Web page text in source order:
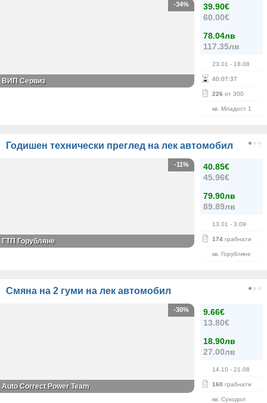
39.90€
60.00€
78.04лв
117.35лв
23.01 - 18.08
40:07:36
226 от 300
кв. Младост 1
-34%
ВИП Сервиз
Годишен технически преглед на лек автомобил
40.85€
45.96€
79.90лв
89.89лв
13.01 - 3.09
174 грабнати
кв. Горубляне
-11%
ГТП Горубляне
Смяна на 2 гуми на лек автомобил
9.66€
13.80€
18.90лв
27.00лв
14.10 - 21.08
160 грабнати
кв. Суходол
-30%
Auto Correct Power Теаm